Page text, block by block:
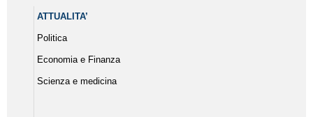
ATTUALITA’
Politica
Economia e Finanza
Scienza e medicina